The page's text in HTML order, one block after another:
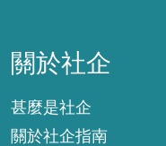
關於社企
甚麼是社企
關於社企指南